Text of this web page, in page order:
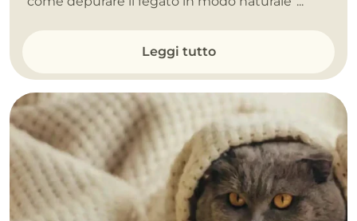
Leggi tutto